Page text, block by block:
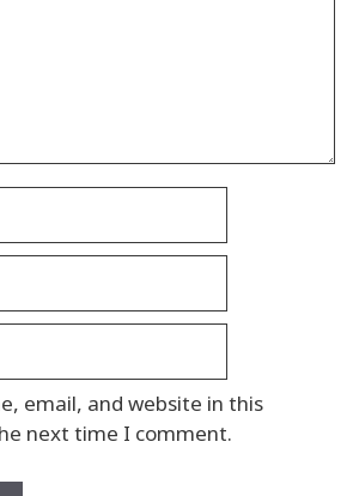
email, and website in this
next time I comment.